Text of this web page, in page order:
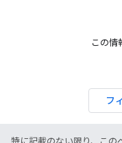
この情
フ